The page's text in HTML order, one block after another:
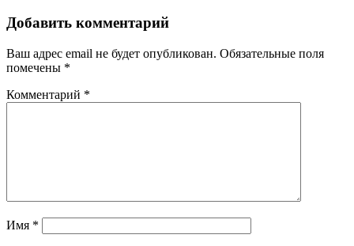
Добавить комментарий
Ваш адрес email не будет опубликован. Обязательные поля
помечены *
Комментарий *
Имя *